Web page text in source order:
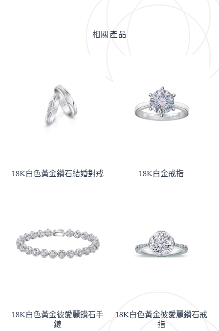
相關產品
18K白色黃金鑽石結婚對戒 18K白金戒指
18K白色黃金彼愛麗鑽石手
鏈
18K白色黃金彼愛麗鑽石戒
指